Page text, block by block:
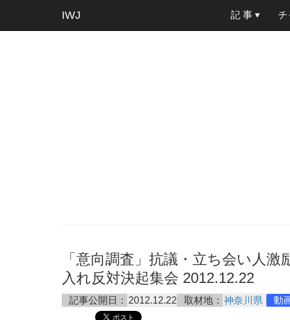
IWJ 記 事 チ
「意向調査」抗議・立ち会い人
入れ反対決起集会 2012.12.22
記事公開日： 2012.12.22 取材地： 神奈川県 動